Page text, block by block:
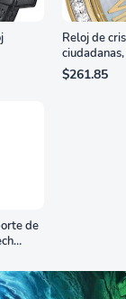
Reloj de
romanos,
$261.85
de